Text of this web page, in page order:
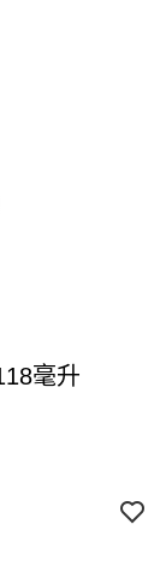
毫升